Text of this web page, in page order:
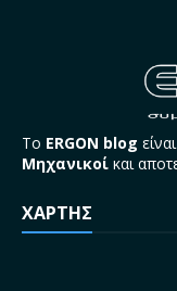
Το ERGON blog
Μηχανικοί και
ΧΑΡΤΗΣ